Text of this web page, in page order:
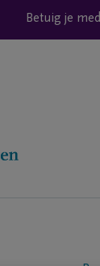
Betuig je